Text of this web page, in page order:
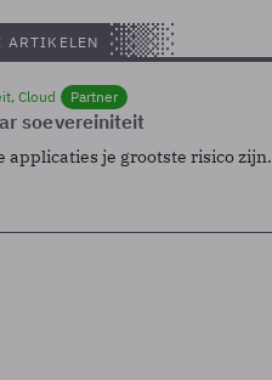
ARTIKELEN
Cloud Partner
soevereiniteit
applicaties je grootste risico zijn.